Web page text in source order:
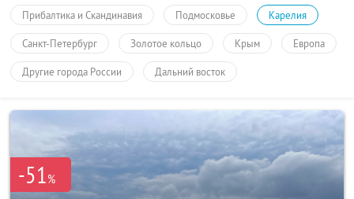
Прибалтика и Скандинавия Подмосковье Карелия
Санкт-Петербург Золотое кольцо Крым Европа
Другие города России Дальний восток
-51%